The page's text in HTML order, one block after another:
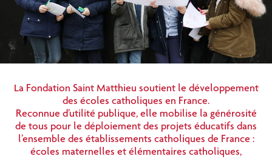
La Fondation Saint Matthieu soutient le développement
des écoles catholiques en France.
Reconnue d’utilité publique, elle mobilise la générosité
de tous pour le déploiement des projets éducatifs dans
l’ensemble des établissements catholiques de France :
écoles maternelles et élémentaires catholiques,